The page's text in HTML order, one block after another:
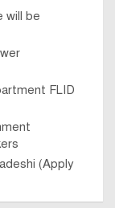
will be
FLID
(Apply